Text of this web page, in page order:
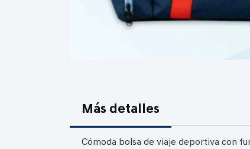
comienzo
Más detalles
Cómoda bolsa de viaje deportiva con